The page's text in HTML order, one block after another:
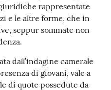
rappresentate
e le altre forme, che in
seppur sommate non
dall’indagine camerale
di giovani, vale a
di quote possedute da